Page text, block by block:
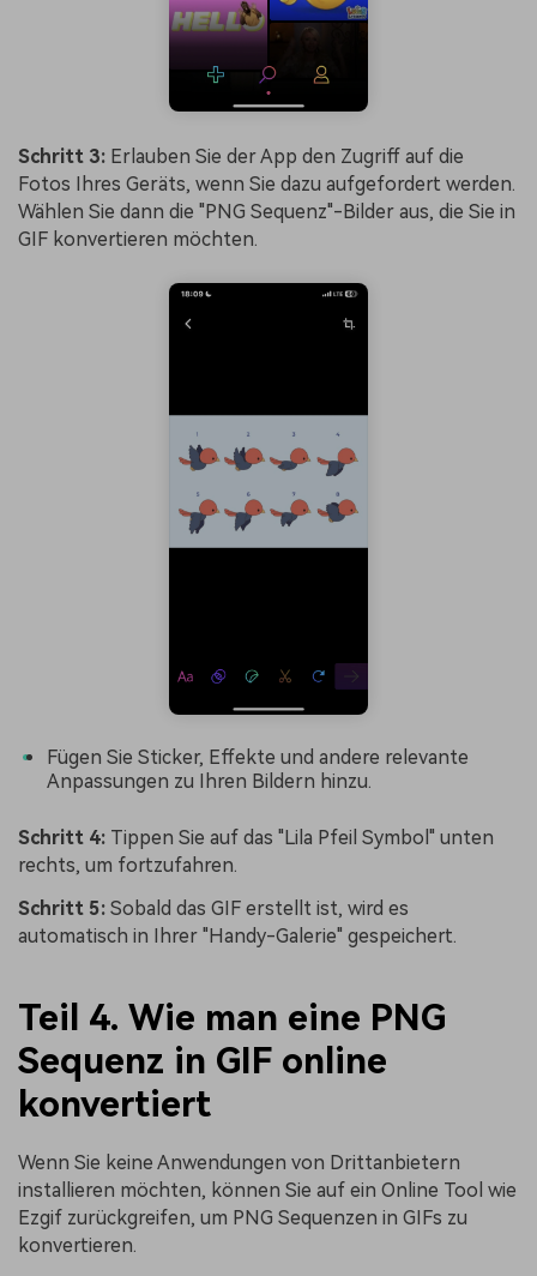
Schritt 3: Erlauben Sie der App den Zugriff auf die
Fotos Ihres Geräts, wenn Sie dazu aufgefordert werden.
Wählen Sie dann die "PNG Sequenz"-Bilder aus, die Sie in
GIF konvertieren möchten.
Fügen Sie Sticker, Effekte und andere relevante
Anpassungen zu Ihren Bildern hinzu.
Schritt 4: Tippen Sie auf das "Lila Pfeil Symbol" unten
rechts, um fortzufahren.
Schritt 5: Sobald das GIF erstellt ist, wird es
automatisch in Ihrer "Handy-Galerie" gespeichert.
Teil 4. Wie man eine PNG
Sequenz in GIF online
konvertiert
Wenn Sie keine Anwendungen von Drittanbietern
installieren möchten, können Sie auf ein Online Tool wie
Ezgif zurückgreifen, um PNG Sequenzen in GIFs zu
konvertieren.